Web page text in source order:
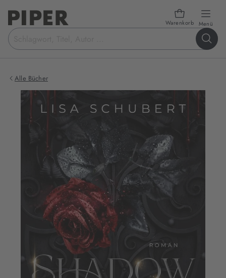
Warenkorb Menü
Suchbegriff
eingeben
Alle Bücher
Produktbilder